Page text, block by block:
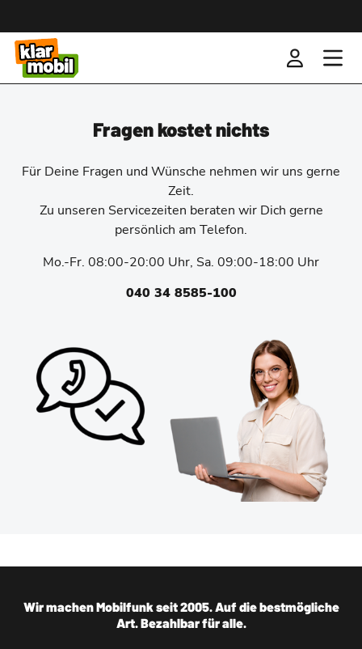
Fragen kostet nichts
Für Deine Fragen und Wünsche nehmen wir uns gerne
Zeit.
Zu unseren Servicezeiten beraten wir Dich gerne
persönlich am Telefon.
Mo.-Fr. 08:00-20:00 Uhr, Sa. 09:00-18:00 Uhr
040 34 8585-100
Wir machen Mobilfunk seit 2005. Auf die bestmögliche
Art. Bezahlbar für alle.